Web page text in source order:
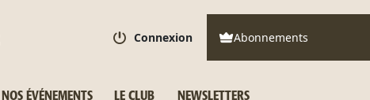
Connexion Abonnements
NOS ÉVÉNEMENTS LE CLUB NEWSLETTERS